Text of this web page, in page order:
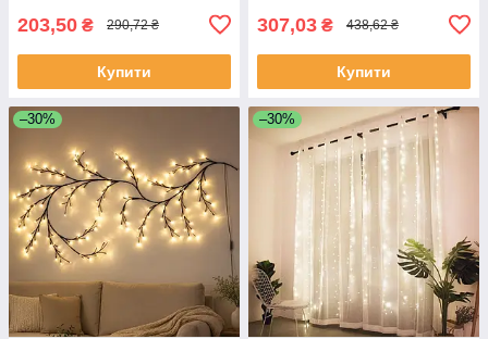
203,50 ₴ 290,72 ₴
Купити
307,03 ₴ 438,62 ₴
Купити
–30% –30%